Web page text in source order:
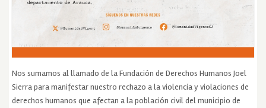
Nos sumamos al llamado de la Fundación de Derechos Humanos Joel
Sierra para manifestar nuestro rechazo a la violencia y violaciones de
derechos humanos que afectan a la población civil del municipio de